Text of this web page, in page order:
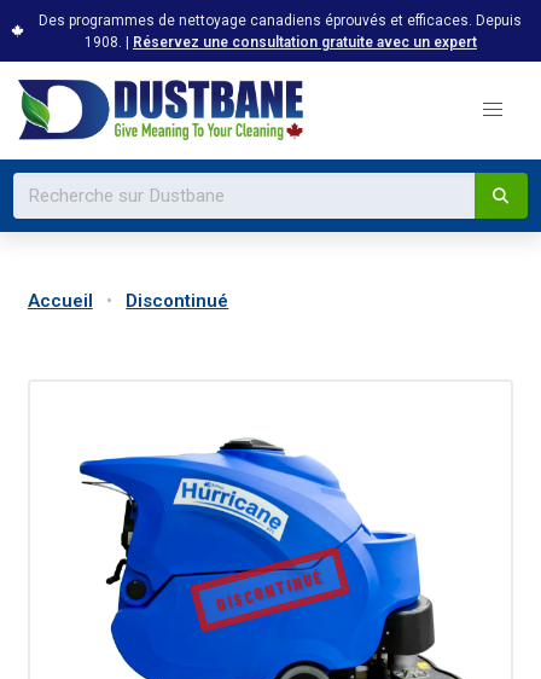
Des programmes de nettoyage canadiens éprouvés et efficaces. Depuis
1908. | Réservez une consultation gratuite avec un expert
Accueil Discontinué
DISCONTINUÉ